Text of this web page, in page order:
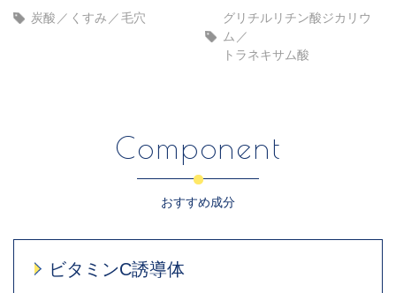
炭酸 くすみ 毛穴
グリチルリチン酸ジカリウ
ム
トラネキサム酸
Component
おすすめ成分
ビタミンC誘導体